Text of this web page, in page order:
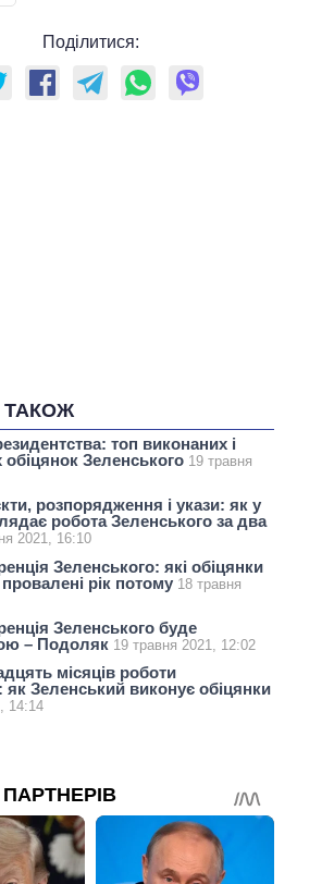
Поділитися:
ТАКОЖ
топ виконаних і
Зеленського 19 травня
розпорядження і укази: як у
робота Зеленського за два
2021, 16:10
Зеленського: які обіцянки
рік потому 18 травня
Зеленського буде
– Подоляк 19 травня 2021, 12:02
місяців роботи
як Зеленський виконує обіцянки
14:14